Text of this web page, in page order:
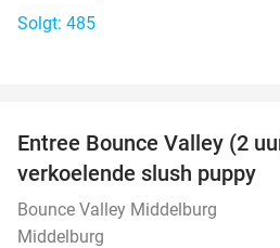
Solgt: 485
Entree Bounce Valley (2
verkoelende slush puppy
Bounce Valley Middelburg
Middelburg